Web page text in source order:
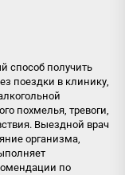
способ получить
поездки в клинику,
похмелья, тревоги,
Выездной врач
организма,
по